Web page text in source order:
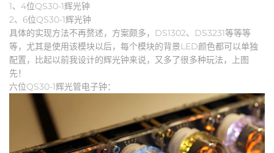
1、4位QS30-1辉光钟
2、6位QS30-1辉光钟
具体的实现方法不再赘述，方案颇多，DS1302、DS3231等等等
等，尤其是使用该模块以后，每个模块的背景LED颜色都可以单独
配置，比起以前我设计的辉光钟来说，又多了很多种玩法，上图
先！
六位QS30-1辉光管电子钟：